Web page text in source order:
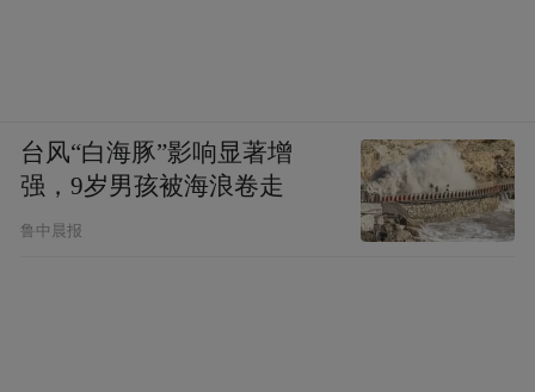
台风“白海豚”影响显著增
强，9岁男孩被海浪卷走
鲁中晨报